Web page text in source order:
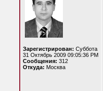
Зарегистрирован: Суббота
31 Октябрь 2009 09:05:36 PM
Сообщения: 312
Откуда: Москва